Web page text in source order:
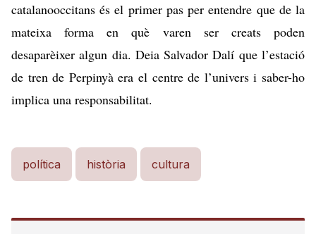
catalanooccitans és el primer pas per entendre que de la
mateixa forma en què varen ser creats poden
desaparèixer algun dia. Deia Salvador Dalí que l’estació
de tren de Perpinyà era el centre de l’univers i saber-ho
implica una responsabilitat.
política història cultura